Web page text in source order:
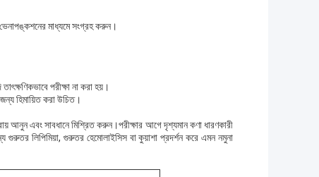
মাধ্যমে সংগ্রহ করুন।
পরীক্ষা না করা হয়।
হিমায়িত করা উচিত।
আনুন এবং সাবধানে মিশ্রিত করুন।পরীক্ষার আগে দৃশ্যমান কণা ধারণকারী
গুরুতর লিপিমিয়া, গুরুতর হেমোলাইসিস বা কুয়াশা প্রদর্শন করে এমন নমুনা